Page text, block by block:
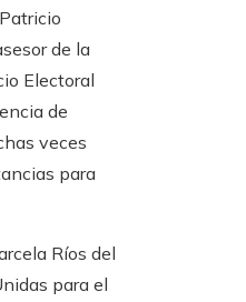
de la
Electoral
de
veces
para
Ríos del
para el